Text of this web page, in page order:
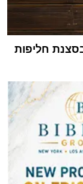
חליפות